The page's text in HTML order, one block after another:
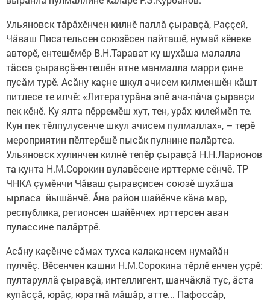
Ульяновск тăрăхӗнчен килнӗ паллă çыравçă, Раççей,
Чăваш Писательсен союзӗсен пайташӗ, нумай кӗнеке
авторӗ, ентешӗмӗр В.Н.Тарават ку шухăша малалла
тăсса çыравçă-ентешӗн ятне манмалла марри çине
пусăм турӗ. Асăну каçне шкул ачисем килменшӗн кăшт
питлесе те илчӗ: «Литературăна эпӗ ача-пăча çыравçи
пек кӗнӗ. Ку ялта пӗрремӗш хут, тен, урăх килеймӗп те.
Кун пек тӗлпулусенче шкул ачисем пулмаллах», – терӗ
мероприятин пӗлтерӗшӗ пысăк пулнине палăртса.
Ульяновск хулинчен килнӗ тепӗр çыравçă Н.Н.Ларионов
та кунта Н.М.Сорокин вулавӗсене ирттерме сӗнчӗ. ТР
ЧНКА çумӗнчи Чăваш çыравçисен союзӗ шухăша
ырласа йышăнчӗ. Ăна район шайӗнче кăна мар,
республика, регионсен шайӗнчех ирттерсен аван
пулассине палăртрӗ.
Асăну каçӗнче сăмах тухса калакансем нумайăн
пулчӗç. Вӗсенчен кашни Н.М.Сорокина тӗрлӗ енчен уçрӗ:
пултаруллă çыравçă, интеллигент, шанчăклă тус, ăста
купăсçă, юрăç, юратнă мăшăр, атте... Пафоссăр,